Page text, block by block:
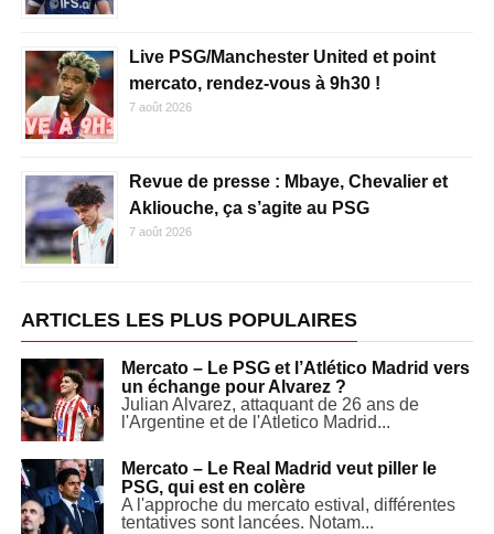
Live PSG/Manchester United et point
mercato, rendez-vous à 9h30 !
7 août 2026
Revue de presse : Mbaye, Chevalier et
Akliouche, ça s’agite au PSG
7 août 2026
ARTICLES LES PLUS POPULAIRES
Mercato – Le PSG et l’Atlético Madrid vers
un échange pour Alvarez ?
Julian Alvarez, attaquant de 26 ans de
l'Argentine et de l'Atletico Madrid...
Mercato – Le Real Madrid veut piller le
PSG, qui est en colère
A l'approche du mercato estival, différentes
tentatives sont lancées. Notam...